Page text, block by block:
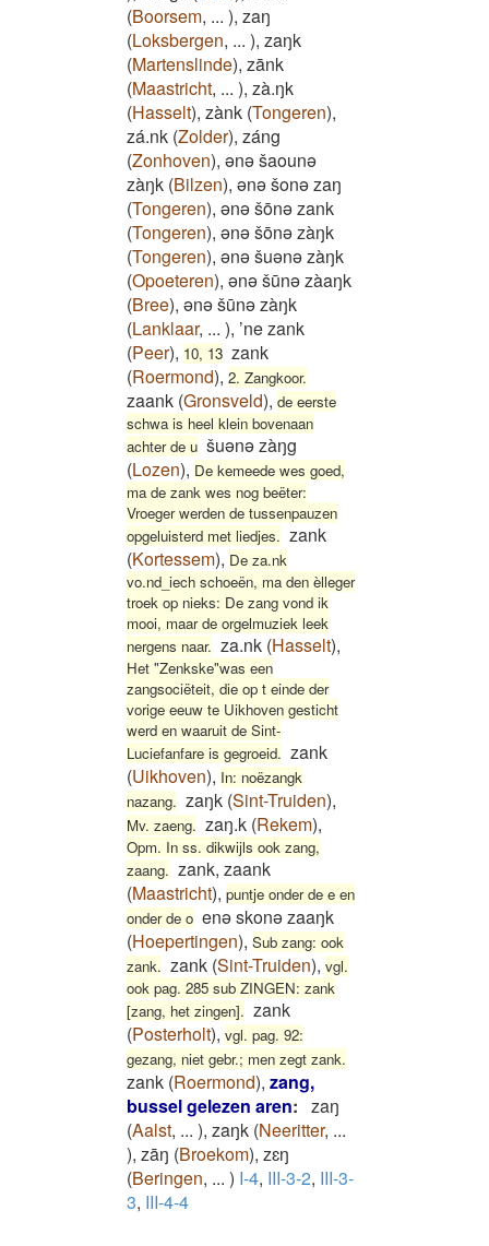
(Boorsem, ... ), zaŋ
(Loksbergen, ... ), zaŋk
(Martenslinde), zānk
(Maastricht, ... ), zà.ŋk
(Hasselt), zànk (Tongeren),
zá.nk (Zolder), záng
(Zonhoven), ənə šaounə
zàŋk (Bilzen), ənə šonə zaŋ
(Tongeren), ənə šōnə zank
(Tongeren), ənə šōnə zàŋk
(Tongeren), ənə šuənə zàŋk
(Opoeteren), ənə šūnə zàaŋk
(Bree), ənə šūnə zàŋk
(Lanklaar, ... ), ’ne zank
(Peer), 10, 13 zank
(Roermond), 2. Zangkoor.
zaank (Gronsveld), de eerste
schwa is heel klein bovenaan
achter de u šuənə zàŋg
(Lozen), De kemeede wes goed,
ma de zank wes nog beëter:
Vroeger werden de tussenpauzen
opgeluisterd met liedjes. zank
(Kortessem), De za.nk
vo.nd_iech schoeën, ma den èlleger
troek op nieks: De zang vond ik
mooi, maar de orgelmuziek leek
nergens naar. za.nk (Hasselt),
Het "Zenkske"was een
zangsociëteit, die op t einde der
vorige eeuw te Uikhoven gesticht
werd en waaruit de Sint-
Luciefanfare is gegroeid. zank
(Uikhoven), In: noëzangk
nazang. zaŋk (Sint-Truiden),
Mv. zaeng. zaŋ.k (Rekem),
Opm. In ss. dikwijls ook zang,
zaang. zank, zaank
(Maastricht), puntje onder de e en
onder de o enə skonə zaaŋk
(Hoepertingen), Sub zang: ook
zank. zank (Sint-Truiden), vgl.
ook pag. 285 sub ZINGEN: zank
[zang, het zingen]. zank
(Posterholt), vgl. pag. 92:
gezang, niet gebr.; men zegt zank.
zank (Roermond), zang,
bussel gelezen aren: zaŋ
(Aalst, ... ), zaŋk (Neeritter, ...
), zāŋ (Broekom), zɛŋ
(Beringen, ... ) I-4, III-3-2, III-3-
3, III-4-4